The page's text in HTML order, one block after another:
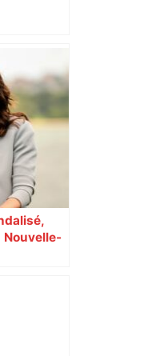
formera
Nouvelle-